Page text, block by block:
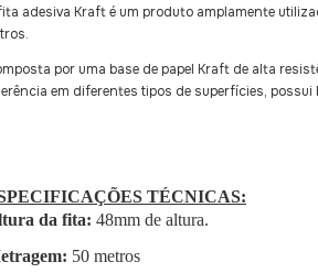
adesiva Kraft é um produto amplamente
por uma base de papel Kraft de alta
em diferentes tipos de superfícies,
TÉCNICAS:
da fita: 48mm de altura.
50 metros